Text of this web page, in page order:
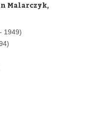
Reproductor
Malarczyk,
1949)